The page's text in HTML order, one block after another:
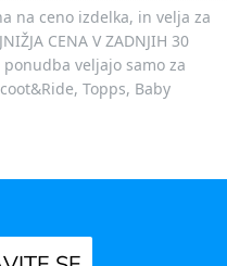
na ceno izdelka, in velja za
CENA V ZADNJIH 30
veljajo samo za
Topps, Baby